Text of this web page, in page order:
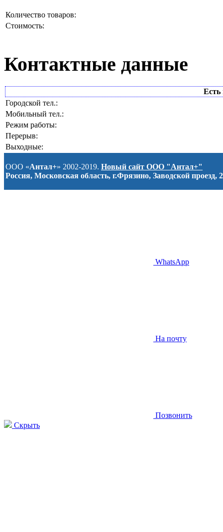
Количество товаров:
Стоимость:
Контактные данные
Есть
Городской тел.:
Мобильный тел.:
Режим работы:
Перерыв:
Выходные:
ООО «Антал+» 2002-2019. Новый сайт ООО "Антал+"
Россия, Московская область, г.Фрязино, Заводской проезд, 2
WhatsApp
На почту
Позвонить
Скрыть